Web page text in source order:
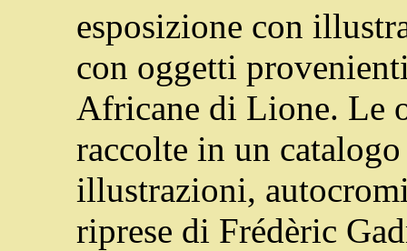
esposizione con
con oggetti
Africane di Lione. Le
raccolte in un
illustrazioni,
riprese di Frédèric